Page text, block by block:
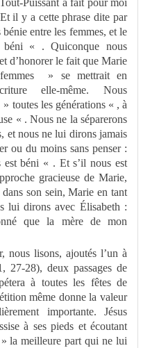
Puissant a fait pour moi
il y a cette phrase dite par
entre les femmes, et le
« . Quiconque nous
d’honorer le fait que Marie
» se mettrait en
elle-même. Nous
toutes les générations « , à
« . Nous ne la séparerons
et nous ne lui dirons jamais
ou du moins sans penser :
béni « . Et s’il nous est
gracieuse de Marie,
son sein, Marie en tant
lui dirons avec Élisabeth :
que la mère de mon
lisons, ajoutés l’un à
27-28), deux passages de
à toutes les fêtes de
même donne la valeur
importante. Jésus
à ses pieds et écoutant
la meilleure part qui ne lui